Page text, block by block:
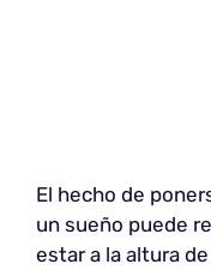
El hecho de
un sueño puede
estar a la altura